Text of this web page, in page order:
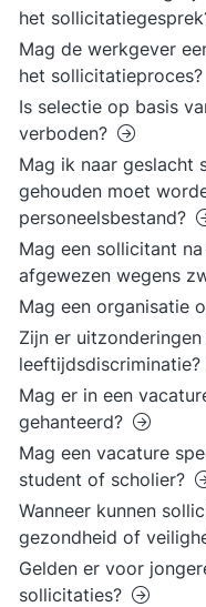
het
Mag de werkgever
het sollicitatieproces?
Is selectie op basis
verboden?
Mag ik naar geslacht
gehouden moet
personeelsbestand?
Mag een sollicitant
afgewezen wegens
Mag een organisatie
Zijn er
leeftijdsdiscriminatie?
Mag er in een
gehanteerd?
Mag een vacature
student of scholier?
Wanneer kunnen
gezondheid of
Gelden er voor
sollicitaties?